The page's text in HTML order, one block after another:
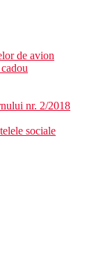
de avion
nr. 2/2018
sociale